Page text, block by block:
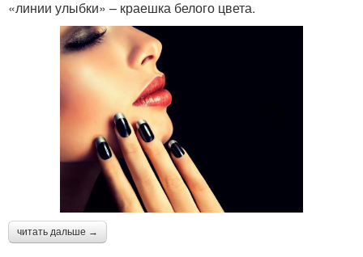
«линии улыбки» – краешка белого цвета.
читать дальше →